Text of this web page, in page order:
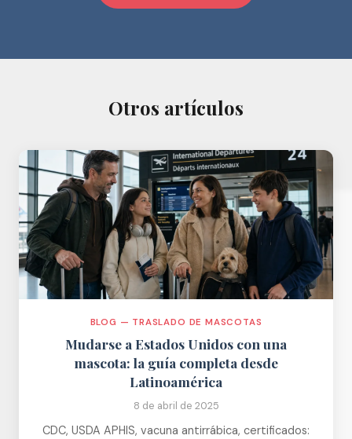
Otros artículos
BLOG — TRASLADO DE MASCOTAS
Mudarse a Estados Unidos con una
mascota: la guía completa desde
Latinoamérica
8 de abril de 2025
CDC, USDA APHIS, vacuna antirrábica, certificados: